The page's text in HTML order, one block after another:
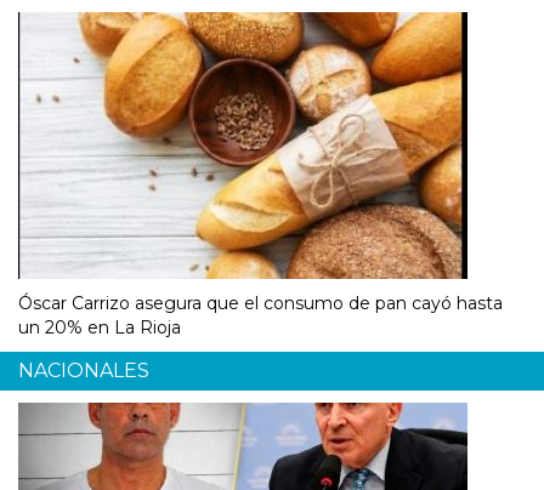
Óscar Carrizo asegura que el consumo de pan cayó hasta
un 20% en La Rioja
NACIONALES